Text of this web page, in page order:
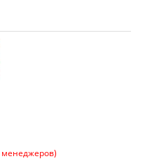
менеджеров)